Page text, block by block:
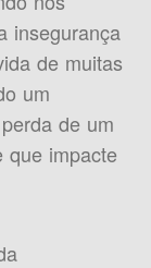
insegurança
de muitas
um
de um
que impacte